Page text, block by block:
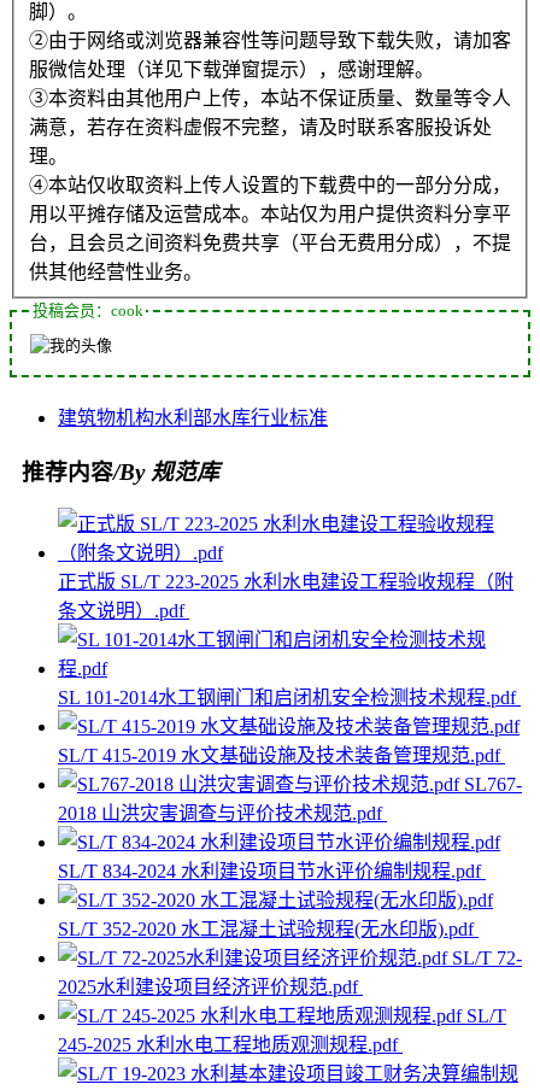
脚）。
②由于网络或浏览器兼容性等问题导致下载失败，请加客
服微信处理（详见下载弹窗提示），感谢理解。
③本资料由其他用户上传，本站不保证质量、数量等令人
满意，若存在资料虚假不完整，请及时联系客服投诉处
理。
④本站仅收取资料上传人设置的下载费中的一部分分成，
用以平摊存储及运营成本。本站仅为用户提供资料分享平
台，且会员之间资料免费共享（平台无费用分成），不提
供其他经营性业务。
投稿会员：cook
建筑物机构水利部水库行业标准
推荐内容/By 规范库
正式版 SL/T 223-2025 水利水电建设工程验收规程（附
条文说明）.pdf
SL 101-2014水工钢闸门和启闭机安全检测技术规程.pdf
SL/T 415-2019 水文基础设施及技术装备管理规范.pdf
SL767-
2018 山洪灾害调查与评价技术规范.pdf
SL/T 834-2024 水利建设项目节水评价编制规程.pdf
SL/T 352-2020 水工混凝土试验规程(无水印版).pdf
SL/T 72-
2025水利建设项目经济评价规范.pdf
SL/T
245-2025 水利水电工程地质观测规程.pdf